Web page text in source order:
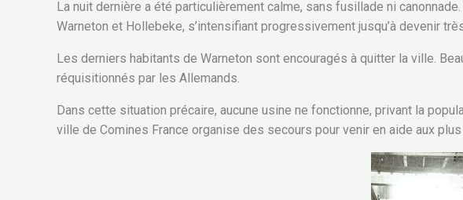
La nuit dernière a été particulièrement calme, sans fusillade ni
Warneton et Hollebeke, s’intensifiant progressivement jusqu’à devenir
Les derniers habitants de Warneton sont encouragés à quitter la ville.
réquisitionnés par les Allemands.
Dans cette situation précaire, aucune usine ne fonctionne, privant la
ville de Comines France organise des secours pour venir en aide aux